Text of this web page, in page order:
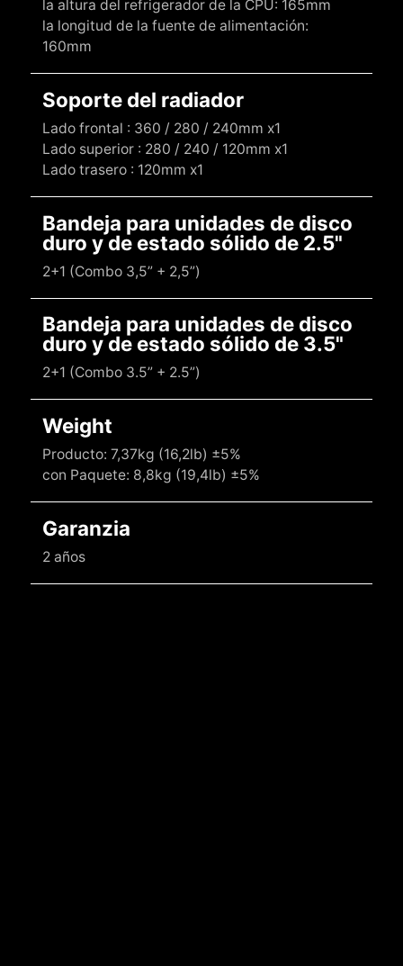
la altura del refrigerador de la CPU: 165mm
la longitud de la fuente de alimentación:
160mm
Soporte del radiador
Lado frontal : 360 / 280 / 240mm x1
Lado superior : 280 / 240 / 120mm x1
Lado trasero : 120mm x1
Bandeja para unidades de disco
duro y de estado sólido de 2.5"
2+1 (Combo 3,5” + 2,5”)
Bandeja para unidades de disco
duro y de estado sólido de 3.5"
2+1 (Combo 3.5” + 2.5”)
Weight
Producto: 7,37kg (16,2lb) ±5%
con Paquete: 8,8kg (19,4lb) ±5%
Garanzia
2 años